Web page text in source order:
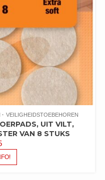
VEILIGHEIDSTOEBEHOREN
UIT VILT,
VAN 8 STUKS